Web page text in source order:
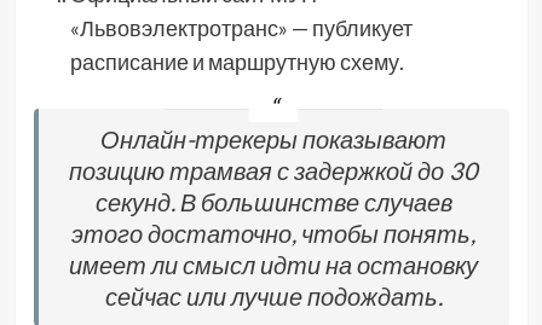
«Львовэлектротранс» — публикует
расписание и маршрутную схему.
Онлайн-трекеры показывают
позицию трамвая с задержкой до 30
секунд. В большинстве случаев
этого достаточно, чтобы понять,
имеет ли смысл идти на остановку
сейчас или лучше подождать.